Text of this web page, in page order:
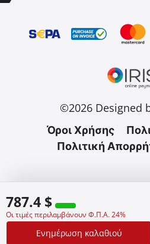
787.4 $
Οι τιμές περιλαμβάνουν Φ.Π.Α. 24%
Ενημέρωση καλαθιού
©2026 Designed
Όροι Χρήσης
Πολιτική